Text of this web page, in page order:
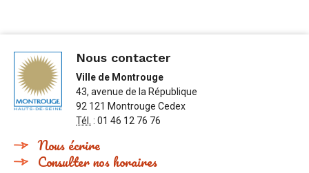
Nous contacter
Ville de Montrouge
43, avenue de la République
92 121 Montrouge Cedex
Tél.
: 01 46 12 76 76
Nous écrire
Consulter nos horaires